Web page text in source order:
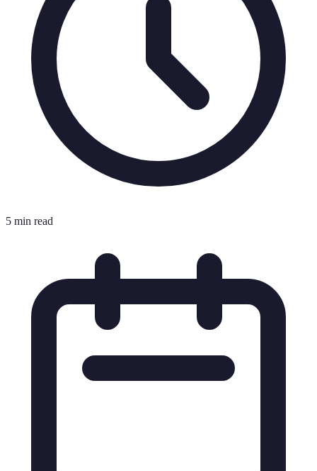
5 min read